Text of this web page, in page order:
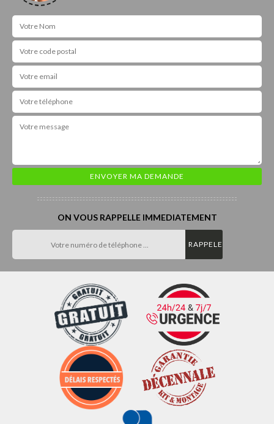
ON VOUS RAPPELLE IMMEDIATEMENT